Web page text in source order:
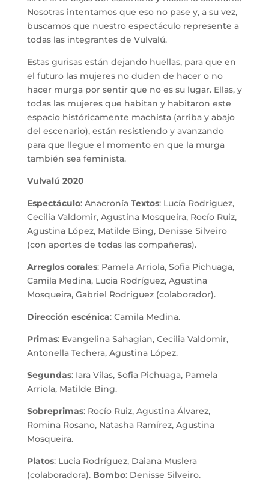
Nosotras intentamos que eso no pase y, a su vez,
buscamos que nuestro espectáculo represente a
todas las integrantes de Vulvalú.
Estas gurisas están dejando huellas, para que en
el futuro las mujeres no duden de hacer o no
hacer murga por sentir que no es su lugar. Ellas, y
todas las mujeres que habitan y habitaron este
espacio históricamente machista (arriba y abajo
del escenario), están resistiendo y avanzando
para que llegue el momento en que la murga
también sea feminista.
Vulvalú 2020
Espectáculo: Anacronía Textos: Lucía Rodriguez,
Cecilia Valdomir, Agustina Mosqueira, Rocío Ruiz,
Agustina López, Matilde Bing, Denisse Silveiro
(con aportes de todas las compañeras).
Arreglos corales: Pamela Arriola, Sofia Pichuaga,
Camila Medina, Lucia Rodríguez, Agustina
Mosqueira, Gabriel Rodriguez (colaborador).
Dirección escénica: Camila Medina.
Primas: Evangelina Sahagian, Cecilia Valdomir,
Antonella Techera, Agustina López.
Segundas: Iara Vilas, Sofia Pichuaga, Pamela
Arriola, Matilde Bing.
Sobreprimas: Rocío Ruiz, Agustina Álvarez,
Romina Rosano, Natasha Ramírez, Agustina
Mosqueira.
Platos: Lucia Rodríguez, Daiana Muslera
(colaboradora). Bombo: Denisse Silveiro.